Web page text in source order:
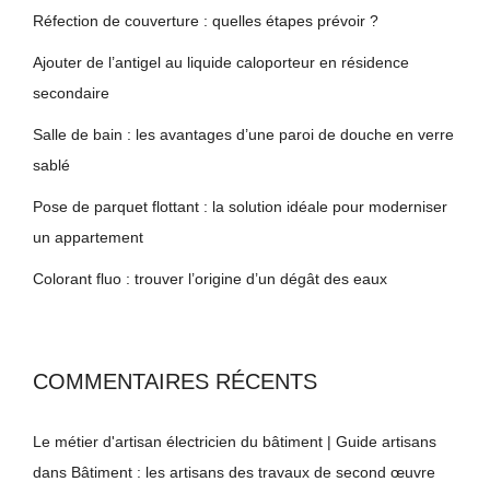
Réfection de couverture : quelles étapes prévoir ?
Ajouter de l’antigel au liquide caloporteur en résidence
secondaire
Salle de bain : les avantages d’une paroi de douche en verre
sablé
Pose de parquet flottant : la solution idéale pour moderniser
un appartement
Colorant fluo : trouver l’origine d’un dégât des eaux
COMMENTAIRES RÉCENTS
Le métier d'artisan électricien du bâtiment | Guide artisans
dans Bâtiment : les artisans des travaux de second œuvre